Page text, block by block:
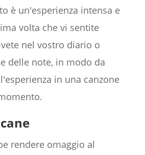
è un'esperienza intensa e
volta che vi sentite
nel vostro diario o
delle note, in modo da
in una canzone
rendere omaggio al